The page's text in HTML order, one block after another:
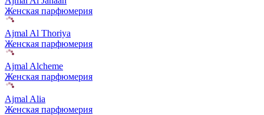
Женская парфюмерия
Ajmal Al Thoriya
Женская парфюмерия
Ajmal Alcheme
Женская парфюмерия
Ajmal Alia
Женская парфюмерия